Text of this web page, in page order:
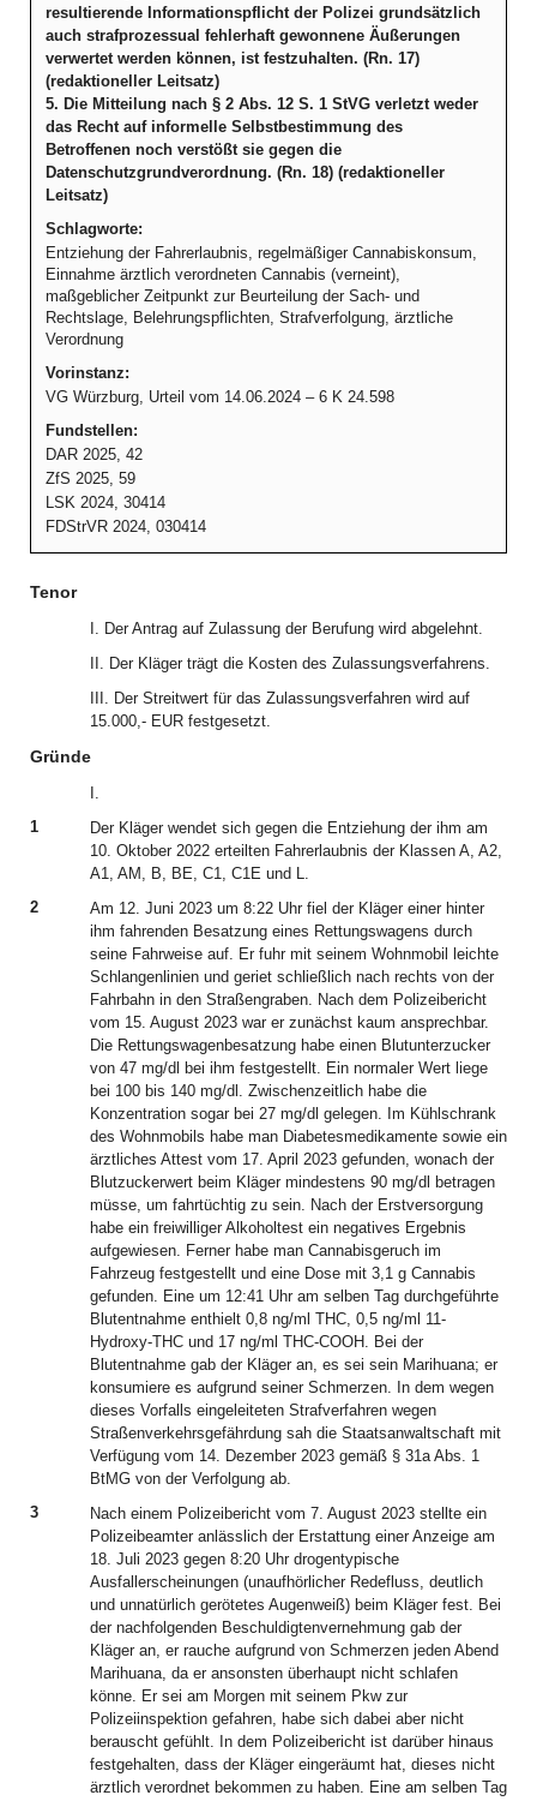
resultierende Informationspflicht der Polizei grundsätzlich
auch strafprozessual fehlerhaft gewonnene Äußerungen
verwertet werden können, ist festzuhalten. (Rn. 17)
(redaktioneller Leitsatz)
5. Die Mitteilung nach § 2 Abs. 12 S. 1 StVG verletzt weder
das Recht auf informelle Selbstbestimmung des
Betroffenen noch verstößt sie gegen die
Datenschutzgrundverordnung. (Rn. 18) (redaktioneller
Leitsatz)
Schlagworte:
Entziehung der Fahrerlaubnis, regelmäßiger Cannabiskonsum,
Einnahme ärztlich verordneten Cannabis (verneint),
maßgeblicher Zeitpunkt zur Beurteilung der Sach- und
Rechtslage, Belehrungspflichten, Strafverfolgung, ärztliche
Verordnung
Vorinstanz:
VG Würzburg, Urteil vom 14.06.2024 – 6 K 24.598
Fundstellen:
DAR 2025, 42
ZfS 2025, 59
LSK 2024, 30414
FDStrVR 2024, 030414
Tenor
I. Der Antrag auf Zulassung der Berufung wird abgelehnt.
II. Der Kläger trägt die Kosten des Zulassungsverfahrens.
III. Der Streitwert für das Zulassungsverfahren wird auf
15.000,- EUR festgesetzt.
Gründe
I.
1
Der Kläger wendet sich gegen die Entziehung der ihm am
10. Oktober 2022 erteilten Fahrerlaubnis der Klassen A, A2,
A1, AM, B, BE, C1, C1E und L.
2
Am 12. Juni 2023 um 8:22 Uhr fiel der Kläger einer hinter
ihm fahrenden Besatzung eines Rettungswagens durch
seine Fahrweise auf. Er fuhr mit seinem Wohnmobil leichte
Schlangenlinien und geriet schließlich nach rechts von der
Fahrbahn in den Straßengraben. Nach dem Polizeibericht
vom 15. August 2023 war er zunächst kaum ansprechbar.
Die Rettungswagenbesatzung habe einen Blutunterzucker
von 47 mg/dl bei ihm festgestellt. Ein normaler Wert liege
bei 100 bis 140 mg/dl. Zwischenzeitlich habe die
Konzentration sogar bei 27 mg/dl gelegen. Im Kühlschrank
des Wohnmobils habe man Diabetesmedikamente sowie ein
ärztliches Attest vom 17. April 2023 gefunden, wonach der
Blutzuckerwert beim Kläger mindestens 90 mg/dl betragen
müsse, um fahrtüchtig zu sein. Nach der Erstversorgung
habe ein freiwilliger Alkoholtest ein negatives Ergebnis
aufgewiesen. Ferner habe man Cannabisgeruch im
Fahrzeug festgestellt und eine Dose mit 3,1 g Cannabis
gefunden. Eine um 12:41 Uhr am selben Tag durchgeführte
Blutentnahme enthielt 0,8 ng/ml THC, 0,5 ng/ml 11-
Hydroxy-THC und 17 ng/ml THC-COOH. Bei der
Blutentnahme gab der Kläger an, es sei sein Marihuana; er
konsumiere es aufgrund seiner Schmerzen. In dem wegen
dieses Vorfalls eingeleiteten Strafverfahren wegen
Straßenverkehrsgefährdung sah die Staatsanwaltschaft mit
Verfügung vom 14. Dezember 2023 gemäß § 31a Abs. 1
BtMG von der Verfolgung ab.
3
Nach einem Polizeibericht vom 7. August 2023 stellte ein
Polizeibeamter anlässlich der Erstattung einer Anzeige am
18. Juli 2023 gegen 8:20 Uhr drogentypische
Ausfallerscheinungen (unaufhörlicher Redefluss, deutlich
und unnatürlich gerötetes Augenweiß) beim Kläger fest. Bei
der nachfolgenden Beschuldigtenvernehmung gab der
Kläger an, er rauche aufgrund von Schmerzen jeden Abend
Marihuana, da er ansonsten überhaupt nicht schlafen
könne. Er sei am Morgen mit seinem Pkw zur
Polizeiinspektion gefahren, habe sich dabei aber nicht
berauscht gefühlt. In dem Polizeibericht ist darüber hinaus
festgehalten, dass der Kläger eingeräumt hat, dieses nicht
ärztlich verordnet bekommen zu haben. Eine am selben Tag